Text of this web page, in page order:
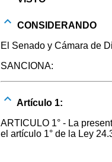
CONSIDERANDO
El Senado y Cámara de
SANCIONA:
Artículo 1:
ARTICULO 1° - La
el artículo 1° de la Ley